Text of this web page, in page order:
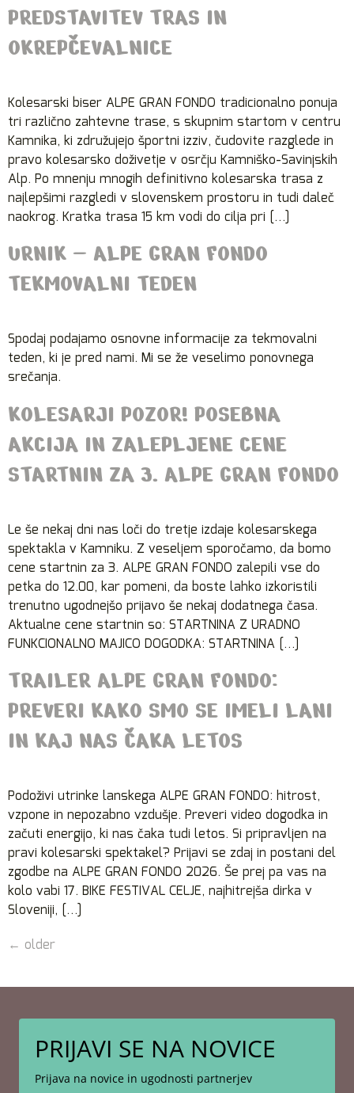
PREDSTAVITEV TRAS IN
OKREPČEVALNICE
Kolesarski biser ALPE GRAN FONDO tradicionalno ponuja
tri različno zahtevne trase, s skupnim startom v centru
Kamnika, ki združujejo športni izziv, čudovite razglede in
pravo kolesarsko doživetje v osrčju Kamniško-Savinjskih
Alp. Po mnenju mnogih definitivno kolesarska trasa z
najlepšimi razgledi v slovenskem prostoru in tudi daleč
naokrog. Kratka trasa 15 km vodi do cilja pri […]
URNIK – ALPE GRAN FONDO
TEKMOVALNI TEDEN
Spodaj podajamo osnovne informacije za tekmovalni
teden, ki je pred nami. Mi se že veselimo ponovnega
srečanja.
KOLESARJI POZOR! POSEBNA
AKCIJA IN ZALEPLJENE CENE
STARTNIN ZA 3. ALPE GRAN FONDO
Le še nekaj dni nas loči do tretje izdaje kolesarskega
spektakla v Kamniku. Z veseljem sporočamo, da bomo
cene startnin za 3. ALPE GRAN FONDO zalepili vse do
petka do 12.00, kar pomeni, da boste lahko izkoristili
trenutno ugodnejšo prijavo še nekaj dodatnega časa.
Aktualne cene startnin so: STARTNINA Z URADNO
FUNKCIONALNO MAJICO DOGODKA: STARTNINA […]
TRAILER ALPE GRAN FONDO:
PREVERI KAKO SMO SE IMELI LANI
IN KAJ NAS ČAKA LETOS
Podoživi utrinke lanskega ALPE GRAN FONDO: hitrost,
vzpone in nepozabno vzdušje. Preveri video dogodka in
začuti energijo, ki nas čaka tudi letos. Si pripravljen na
pravi kolesarski spektakel? Prijavi se zdaj in postani del
zgodbe na ALPE GRAN FONDO 2026. Še prej pa vas na
kolo vabi 17. BIKE FESTIVAL CELJE, najhitrejša dirka v
Sloveniji, […]
← older
PRIJAVI SE NA NOVICE
Prijava na novice in ugodnosti partnerjev